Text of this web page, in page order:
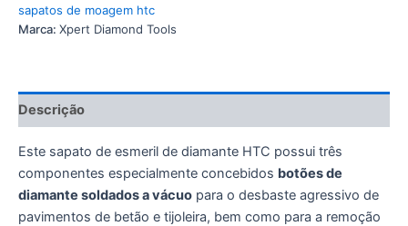
sapatos de moagem htc
Marca: Xpert Diamond Tools
Descrição
Este sapato de esmeril de diamante HTC possui três
componentes especialmente concebidos botões de
diamante soldados a vácuo para o desbaste agressivo de
pavimentos de betão e tijoleira, bem como para a remoção